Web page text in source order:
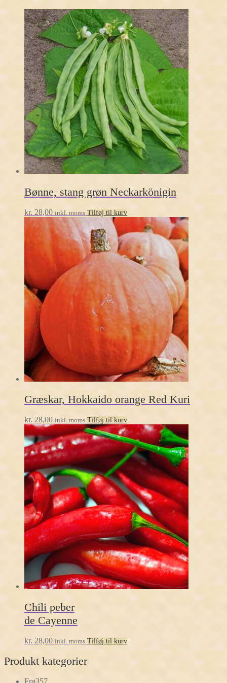
Bønne, stang grøn Neckarkönigin
kr. 28,00 inkl. moms Tilføj til kurv
Græskar, Hokkaido orange Red Kuri
kr. 28,00 inkl. moms Tilføj til kurv
Chili peber
de Cayenne
kr. 28,00 inkl. moms Tilføj til kurv
Produkt kategorier
357